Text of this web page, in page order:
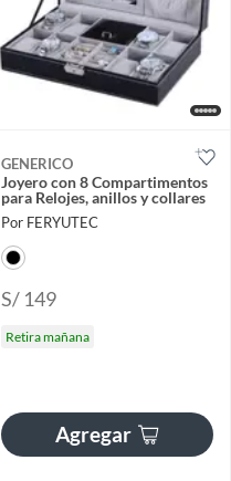
GENERICO
Joyero con 8 Compartimentos
para Relojes, anillos y collares
Por FERYUTEC
S/ 149
Retira mañana
Agregar